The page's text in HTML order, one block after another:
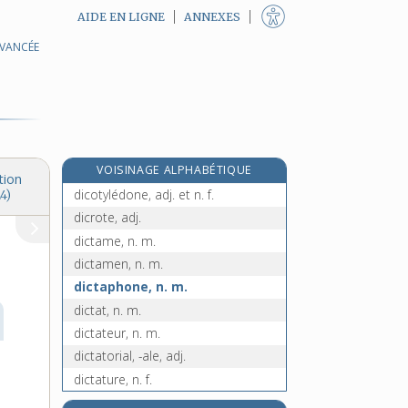
AIDE EN LIGNE ANNEXES
VOISINAGE ALPHABÉTIQUE
dichroïsme, n. m.
dicotylédone, adj. et n. f.
dicrote, adj.
dictame, n. m.
dictamen, n. m.
dictaphone, n. m.
dictat, n. m.
dictateur, n. m.
dictatorial, -ale, adj.
dictature, n. f.
dictée, n. f.